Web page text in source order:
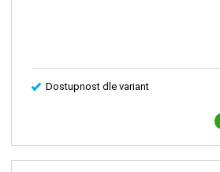
Dostupnost dle variant